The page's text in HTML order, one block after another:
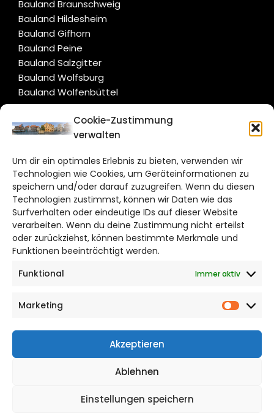
Cookie-Zustimmung
verwalten
Um dir ein optimales Erlebnis zu bieten, verwenden wir
Technologien wie Cookies, um Geräteinformationen zu
speichern und/oder darauf zuzugreifen. Wenn du diesen
Technologien zustimmst, können wir Daten wie das
Surfverhalten oder eindeutige IDs auf dieser Website
verarbeiten. Wenn du deine Zustimmung nicht erteilst
oder zurückziehst, können bestimmte Merkmale und
Funktionen beeinträchtigt werden.
Funktional
Immer aktiv
Marketing
Akzeptieren
Ablehnen
Einstellungen speichern
Bauland Braunschweig
Bauland Hildesheim
Bauland Gifhorn
Bauland Peine
Bauland Salzgitter
Bauland Wolfsburg
Bauland Wolfenbüttel
CITYLIFE!
hildesheim@citylifemedien.de
Bruchtorwall 12
38100 Braunschweig
Telefon: 0531 387220 – 65
DAS STADTMAGAZIN FÜR HILDESHEIM
Impressum
Cookie Richtlinie
CITYLIFE! BEI FACEBOOK